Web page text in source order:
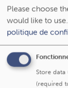
Retour
Please choose
would like to use.
politique de
Store
(required